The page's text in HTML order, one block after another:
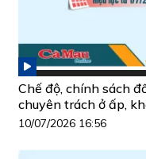
Chế độ, chính sách
chuyên trách ở ấp,
10/07/2026 16:56